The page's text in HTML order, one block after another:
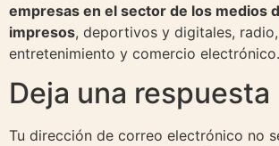
empresas en el sector de los medios
impresos, deportivos y digitales,
entretenimiento y comercio electrónico.
Deja una respuesta
Tu dirección de correo electrónico no